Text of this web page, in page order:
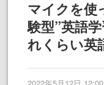
マイクを使
験型”英語
れくらい英